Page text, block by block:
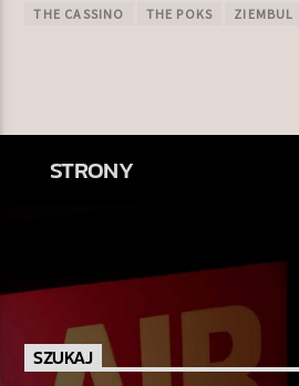
THE CASSINO THE POKS ZIEMBUL
STRONY
SZUKAJ